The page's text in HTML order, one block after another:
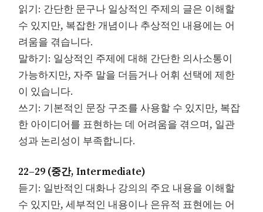
읽기: 간단한 문구나 일상적인 주제의 글은 이해할
수 있지만, 복잡한 개념이나 추상적인 내용에는 어
려움을 겪습니다.
말하기: 일상적인 주제에 대해 간단한 의사소통이
가능하지만, 자주 말을 더듬거나 어휘 선택에 제한
이 있습니다.
쓰기: 기본적인 문장 구조를 사용할 수 있지만, 복잡
한 아이디어를 표현하는 데 어려움을 겪으며, 일관
성과 논리성이 부족합니다.
22–29 (중간, Intermediate)
듣기: 일반적인 대화나 강의의 주요 내용을 이해할
수 있지만, 세부적인 내용이나 은유적 표현에는 어